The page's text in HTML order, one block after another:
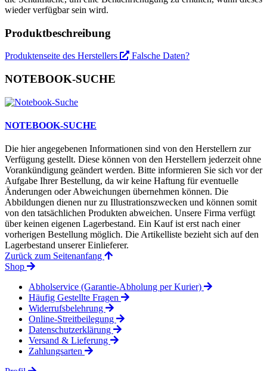
wieder verfügbar sein wird.
Produktbeschreibung
Produktenseite des Herstellers Falsche Daten?
NOTEBOOK-SUCHE
NOTEBOOK-SUCHE
Die hier angegebenen Informationen sind von den Herstellern zur
Verfügung gestellt. Diese können von den Herstellern jederzeit ohne
Vorankündigung geändert werden. Bitte informieren Sie sich vor der
Aufgabe Ihrer Bestellung, da wir keine Haftung für eventuelle
Änderungen oder Abweichungen übernehmen können. Die
Abbildungen dienen nur zu Illustrationszwecken und können somit
von den tatsächlichen Produkten abweichen. Unsere Firma verfügt
über keinen eigenen Lagerbestand. Ein Kauf ist erst nach einer
vorherigen Bestellung möglich. Die Artikelliste bezieht sich auf den
Lagerbestand unserer Einlieferer.
Zurück zum Seitenanfang
Shop
Abholservice (Garantie-Abholung per Kurier)
Häufig Gestellte Fragen
Widerrufsbelehrung
Online-Streitbeilegung
Datenschutzerklärung
Versand & Lieferung
Zahlungsarten